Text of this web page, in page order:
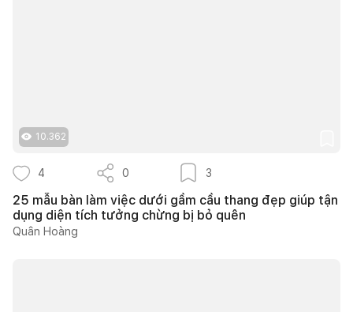
10.362
4 0 3
25 mẫu bàn làm việc dưới gầm cầu thang đẹp giúp tận
dụng diện tích tưởng chừng bị bỏ quên
Quân Hoàng